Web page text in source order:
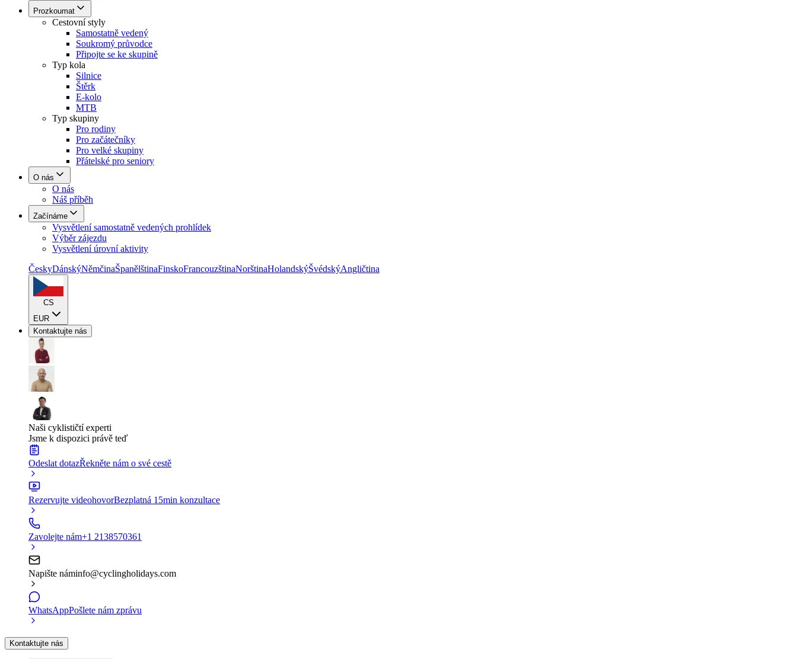
Prozkoumat
Cestovní styly
Samostatně vedený
Soukromý průvodce
Připojte se ke skupině
Typ kola
Silnice
Štěrk
E-kolo
MTB
Typ skupiny
Pro rodiny
Pro začátečníky
Pro velké skupiny
Přátelské pro seniory
O nás
O nás
Náš příběh
Začínáme
Vysvětlení samostatně vedených prohlídek
Výběr zájezdu
Vysvětlení úrovní aktivity
ČeskyDánskýNěmčinaŠpanělštinaFinskoFrancouzštinaNorštinaHolandskýŠvédskýAngličtina
CS
EUR
Kontaktujte nás
Naši cyklističtí experti
Jsme k dispozici právě teď
Odeslat dotazŘekněte nám o své cestě
Rezervujte videohovorBezplatná 15min konzultace
Zavolejte nám+1 2138570361
Napište náminfo@cyclingholidays.com
WhatsAppPošlete nám zprávu
Kontaktujte nás